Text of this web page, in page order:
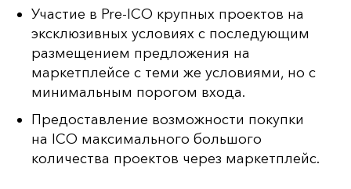
Участие в Pre-ICO крупных проектов на
эксклюзивных условиях с последующим
размещением предложения на
маркетплейсе с теми же условиями, но с
минимальным порогом входа.
Предоставление возможности покупки
на ICO максимального большого
количества проектов через маркетплейс.